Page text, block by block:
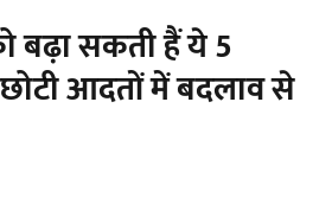
बढ़ा सकती हैं ये 5
आदतों में बदलाव से